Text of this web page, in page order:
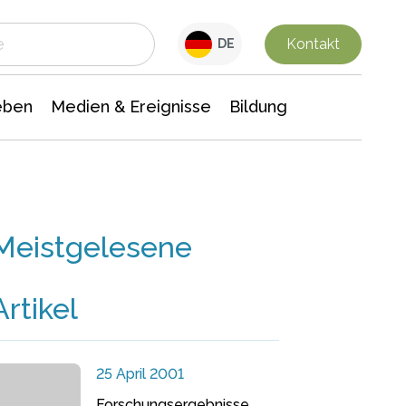
DE Kontakt
Medien & Ereignisse Bildung
25 April 2001